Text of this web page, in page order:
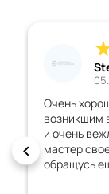
Очень
возникшим
и очень
мастер
обращусь